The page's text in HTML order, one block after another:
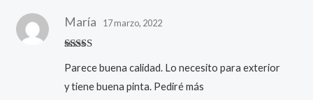
con5de 5
María 17 marzo, 2022
Parece buena calidad. Lo necesito para exterior
y tiene buena pinta. Pediré más